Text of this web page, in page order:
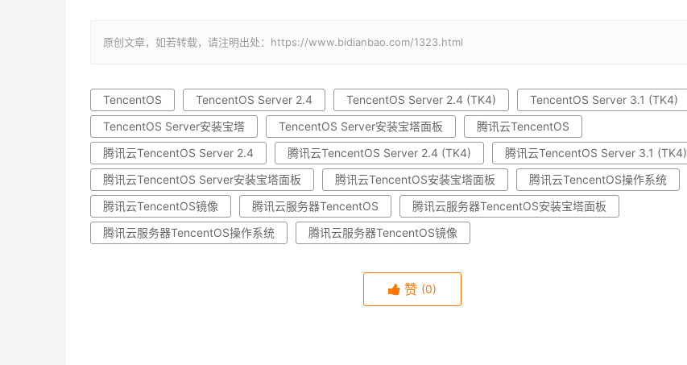
原创文章，如若转载，请注明出处：https://www.bidianbao.com/1323.html
TencentOS TencentOS Server 2.4 TencentOS Server 2.4 (TK4)
TencentOS Server 3.1 (TK4)
TencentOS Server安装宝塔
TencentOS Server安装宝塔面板
腾讯云TencentOS
腾讯云TencentOS Server 2.4
腾讯云TencentOS Server 2.4 (TK4)
腾讯云TencentOS Server 3.1 (TK4)
腾讯云TencentOS Server安装宝塔面板
腾讯云TencentOS安装宝塔面板
腾讯云TencentOS操作系统
腾讯云TencentOS镜像
腾讯云服务器TencentOS
腾讯云服务器TencentOS安装宝塔面板
腾讯云服务器TencentOS操作系统
腾讯云服务器TencentOS镜像
赞 (0)